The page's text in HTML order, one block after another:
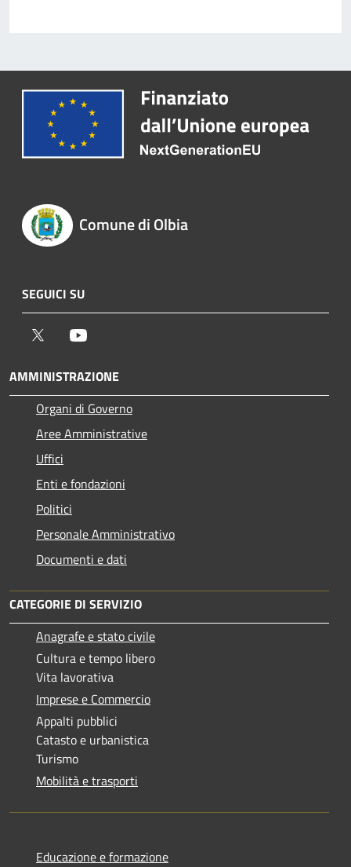
Comune di Olbia
SEGUICI SU
Twitter
AMMINISTRAZIONE
Organi di Governo
Aree Amministrative
Uffici
Enti e fondazioni
Politici
Personale Amministrativo
Documenti e dati
CATEGORIE DI SERVIZIO
Anagrafe e stato civile
Cultura e tempo libero
Vita lavorativa
Imprese e Commercio
Appalti pubblici
Catasto e urbanistica
Turismo
Mobilità e trasporti
Educazione e formazione